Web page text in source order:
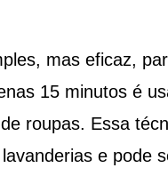
mas eficaz,
15 minutos é
roupas. Essa
e pode